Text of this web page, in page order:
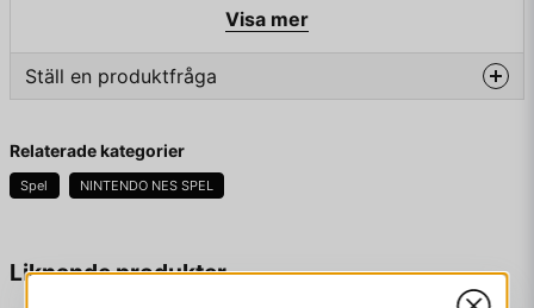
Liknande produkter
blockera sina kamrater eller bygga ramp. Spelets bas
byggde på det självmordsbenägna beteende som sades
Spelet har i efterhand släppts till mer än 20 olika format.
ENDAST KASSETT
Visa mer
Ställ en produktfråga
Fråga oss något om denna produkten...
Namn
Relaterade kategorier
Spel NINTENDO NES SPEL